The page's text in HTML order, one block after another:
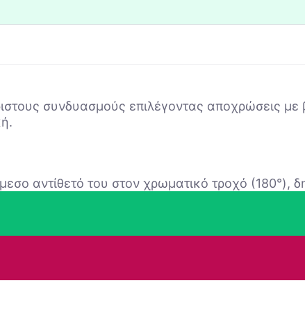
συνδυασμούς επιλέγοντας αποχρώσεις
αντίθετό του στον χρωματικό τροχό (180°),